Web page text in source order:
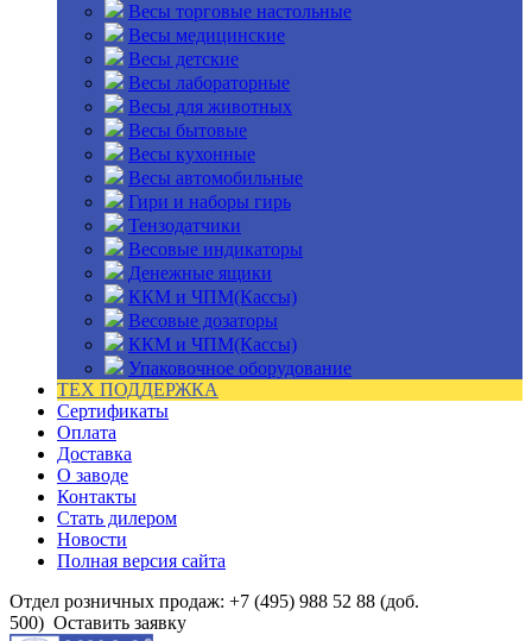
Весы торговые настольные
Весы медицинские
Весы детские
Весы лабораторные
Весы для животных
Весы бытовые
Весы кухонные
Весы автомобильные
Гири и наборы гирь
Тензодатчики
Весовые индикаторы
Денежные ящики
ККМ и ЧПМ(Кассы)
Весовые дозаторы
ККМ и ЧПМ(Кассы)
Упаковочное оборудование
ТЕХ ПОДДЕРЖКА
Сертификаты
Оплата
Доставка
О заводе
Контакты
Стать дилером
Новости
Полная версия сайта
Отдел розничных продаж: +7 (495) 988 52 88 (доб.
500) Оставить заявку